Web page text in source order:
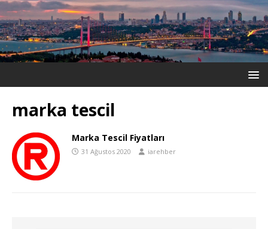
marka tescil
Marka Tescil Fiyatları
31 Ağustos 2020 iarehber